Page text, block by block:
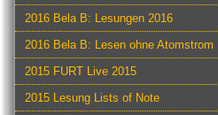
2016 Bela B: Lesungen 2016
2016 Bela B: Lesen ohne Atomstrom
2015 FURT Live 2015
2015 Lesung Lists of Note